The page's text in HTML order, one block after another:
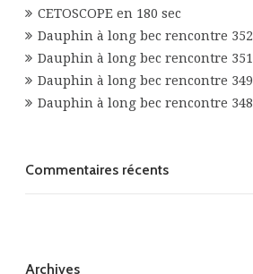
CETOSCOPE en 180 sec
Dauphin à long bec rencontre 352
Dauphin à long bec rencontre 351
Dauphin à long bec rencontre 349
Dauphin à long bec rencontre 348
Commentaires récents
Archives